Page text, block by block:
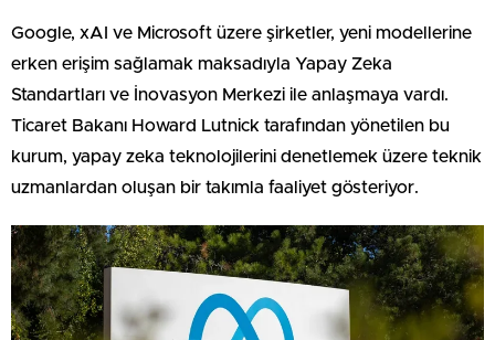
Google, xAI ve Microsoft üzere şirketler, yeni modellerine
erken erişim sağlamak maksadıyla Yapay Zeka
Standartları ve İnovasyon Merkezi ile anlaşmaya vardı.
Ticaret Bakanı Howard Lutnick tarafından yönetilen bu
kurum, yapay zeka teknolojilerini denetlemek üzere teknik
uzmanlardan oluşan bir takımla faaliyet gösteriyor.